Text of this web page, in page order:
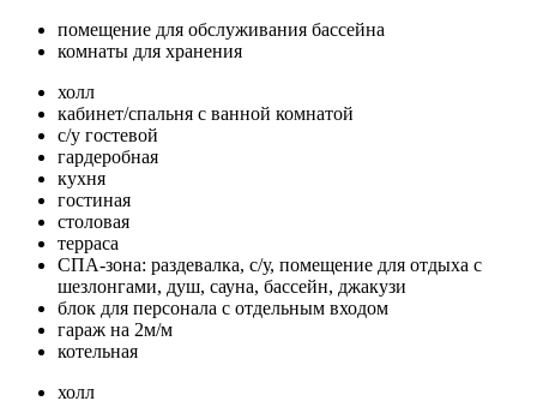
помещение для обслуживания бассейна
комнаты для хранения
холл
кабинет/спальня с ванной комнатой
с/у гостевой
гардеробная
кухня
гостиная
столовая
терраса
СПА-зона: раздевалка, с/у, помещение для отдыха с
шезлонгами, душ, сауна, бассейн, джакузи
блок для персонала с отдельным входом
гараж на 2м/м
котельная
холл